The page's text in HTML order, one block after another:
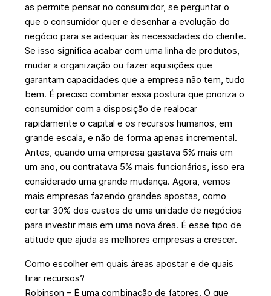
as permite pensar no consumidor, se perguntar o
que o consumidor quer e desenhar a evolução do
negócio para se adequar às necessidades do cliente.
Se isso significa acabar com uma linha de produtos,
mudar a organização ou fazer aquisições que
garantam capacidades que a empresa não tem, tudo
bem. É preciso combinar essa postura que prioriza o
consumidor com a disposição de realocar
rapidamente o capital e os recursos humanos, em
grande escala, e não de forma apenas incremental.
Antes, quando uma empresa gastava 5% mais em
um ano, ou contratava 5% mais funcionários, isso era
considerado uma grande mudança. Agora, vemos
mais empresas fazendo grandes apostas, como
cortar 30% dos custos de uma unidade de negócios
para investir mais em uma nova área. É esse tipo de
atitude que ajuda as melhores empresas a crescer.
Como escolher em quais áreas apostar e de quais
tirar recursos?
Robinson – É uma combinação de fatores. O que